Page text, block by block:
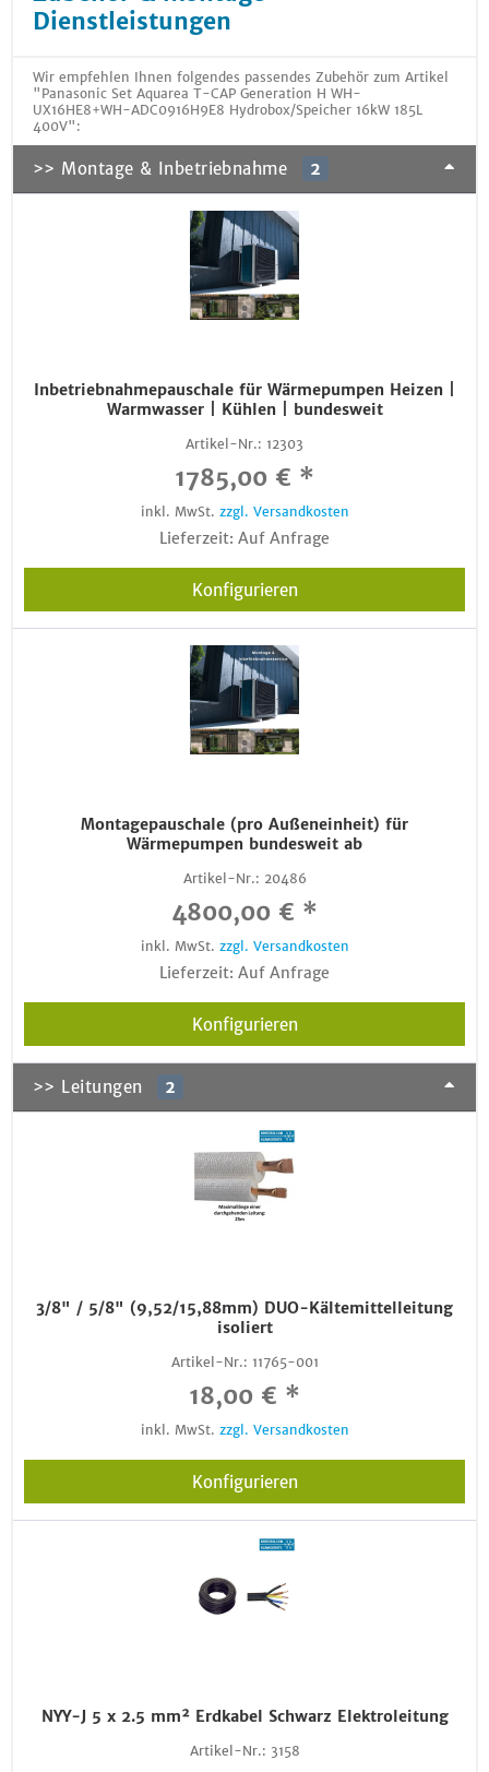
Dienstleistungen
Wir empfehlen Ihnen folgendes passendes Zubehör zum Artikel
"Panasonic Set Aquarea T-CAP Generation H WH-
UX16HE8+WH-ADC0916H9E8 Hydrobox/Speicher 16kW 185L
400V":
>> Montage & Inbetriebnahme 2
Inbetriebnahmepauschale für Wärmepumpen Heizen |
Warmwasser | Kühlen | bundesweit
Artikel-Nr.: 12303
1785,00 € *
inkl. MwSt. zzgl. Versandkosten
Lieferzeit: Auf Anfrage
Konfigurieren
Montagepauschale (pro Außeneinheit) für
Wärmepumpen bundesweit ab
Artikel-Nr.: 20486
4800,00 € *
inkl. MwSt. zzgl. Versandkosten
Lieferzeit: Auf Anfrage
Konfigurieren
>> Leitungen 2
3/8" / 5/8" (9,52/15,88mm) DUO-Kältemittelleitung
isoliert
Artikel-Nr.: 11765-001
18,00 € *
inkl. MwSt. zzgl. Versandkosten
Konfigurieren
NYY-J 5 x 2.5 mm² Erdkabel Schwarz Elektroleitung
Artikel-Nr.: 3158